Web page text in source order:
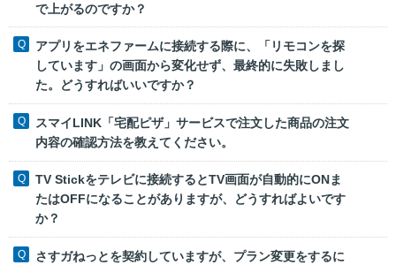
で上がるのですか？
アプリをエネファームに接続する際に、「リモコンを探
しています」の画面から変化せず、最終的に失敗しまし
た。どうすればいいですか？
スマイLINK「宅配ピザ」サービスで注文した商品の注文
内容の確認方法を教えてください。
TV Stickをテレビに接続するとTV画面が自動的にONま
たはOFFになることがありますが、どうすればよいです
か？
さすガねっとを契約していますが、プラン変更をするに